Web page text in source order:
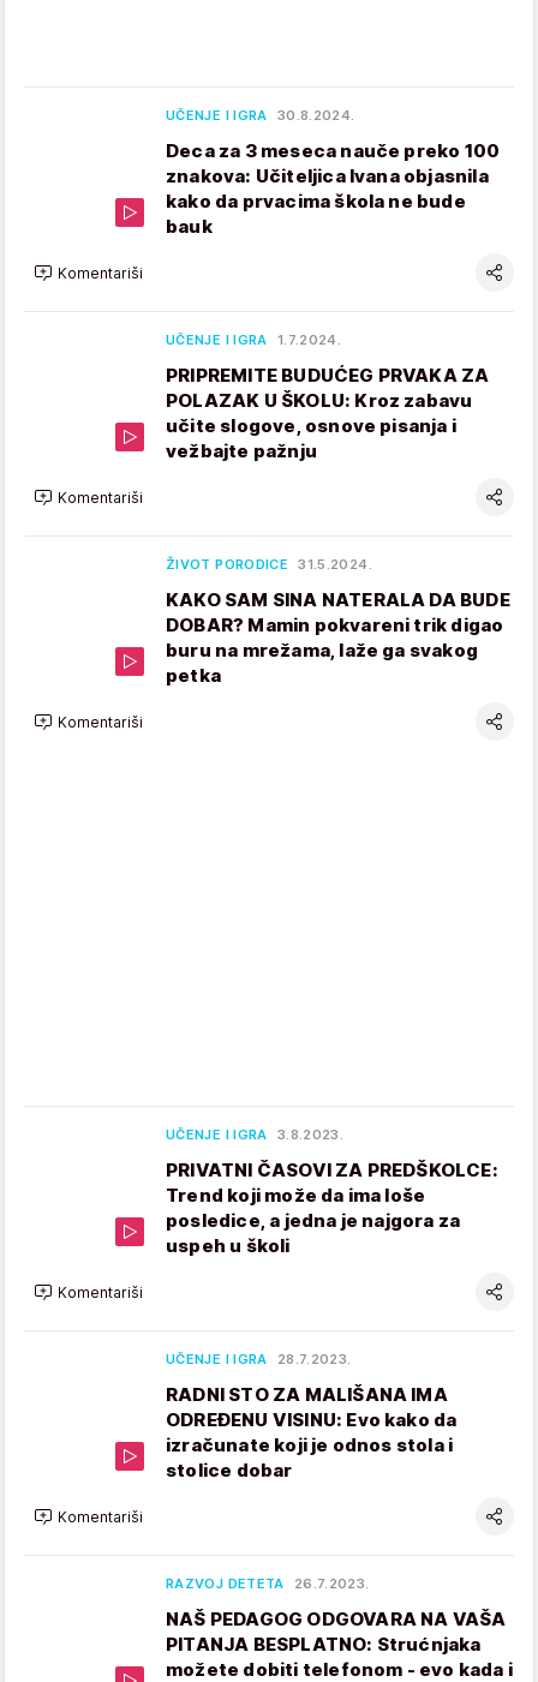
UČENJE I IGRA 30.8.2024.
Deca za 3 meseca nauče preko 100
znakova: Učiteljica Ivana objasnila
kako da prvacima škola ne bude
bauk
Komentariši
UČENJE I IGRA 1.7.2024.
PRIPREMITE BUDUĆEG PRVAKA ZA
POLAZAK U ŠKOLU: Kroz zabavu
učite slogove, osnove pisanja i
vežbajte pažnju
Komentariši
ŽIVOT PORODICE 31.5.2024.
KAKO SAM SINA NATERALA DA BUDE
DOBAR? Mamin pokvareni trik digao
buru na mrežama, laže ga svakog
petka
Komentariši
UČENJE I IGRA 3.8.2023.
PRIVATNI ČASOVI ZA PREDŠKOLCE:
Trend koji može da ima loše
posledice, a jedna je najgora za
uspeh u školi
Komentariši
UČENJE I IGRA 28.7.2023.
RADNI STO ZA MALIŠANA IMA
ODREĐENU VISINU: Evo kako da
izračunate koji je odnos stola i
stolice dobar
Komentariši
RAZVOJ DETETA 26.7.2023.
NAŠ PEDAGOG ODGOVARA NA VAŠA
PITANJA BESPLATNO: Strućnjaka
možete dobiti telefonom - evo kada i